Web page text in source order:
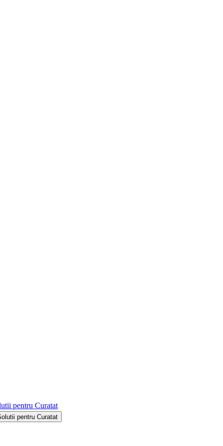
pentru Curatat
pentru Curatat